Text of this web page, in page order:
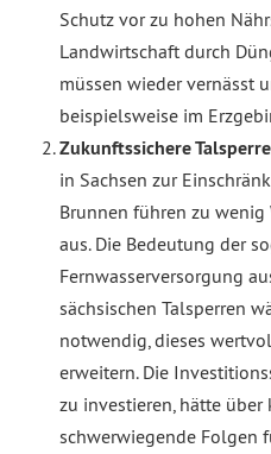
Schutz vor zu hohen
Landwirtschaft durch
müssen wieder vernässt
beispielsweise im
Zukunftssichere
in Sachsen zur
Brunnen führen zu wenig
aus. Die Bedeutung der
Fernwasserversorgung
sächsischen Talsperren
notwendig, dieses
erweitern. Die
zu investieren, hätte über
schwerwiegende Folgen